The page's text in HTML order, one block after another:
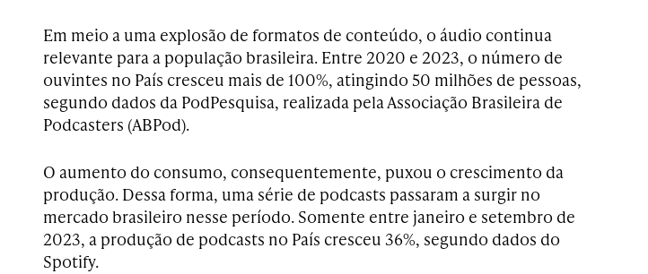
Em meio a uma explosão de formatos de conteúdo, o áudio continua
relevante para a população brasileira. Entre 2020 e 2023, o número de
ouvintes no País cresceu mais de 100%, atingindo 50 milhões de pessoas,
segundo dados da PodPesquisa, realizada pela Associação Brasileira de
Podcasters (ABPod).
O aumento do consumo, consequentemente, puxou o crescimento da
produção. Dessa forma, uma série de podcasts passaram a surgir no
mercado brasileiro nesse período. Somente entre janeiro e setembro de
2023, a produção de podcasts no País cresceu 36%, segundo dados do
Spotify.